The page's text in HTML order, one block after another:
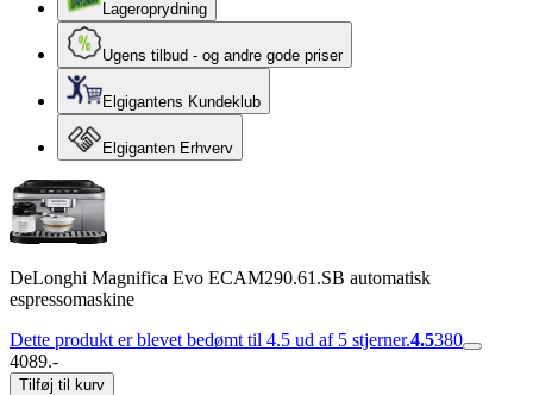
Lageroprydning
Ugens tilbud - og andre gode priser
Elgigantens Kundeklub
Elgiganten Erhverv
DeLonghi Magnifica Evo ECAM290.61.SB automatisk
espressomaskine
Dette produkt er blevet bedømt til 4.5 ud af 5 stjerner.4.5380
4089.-
Tilføj til kurv